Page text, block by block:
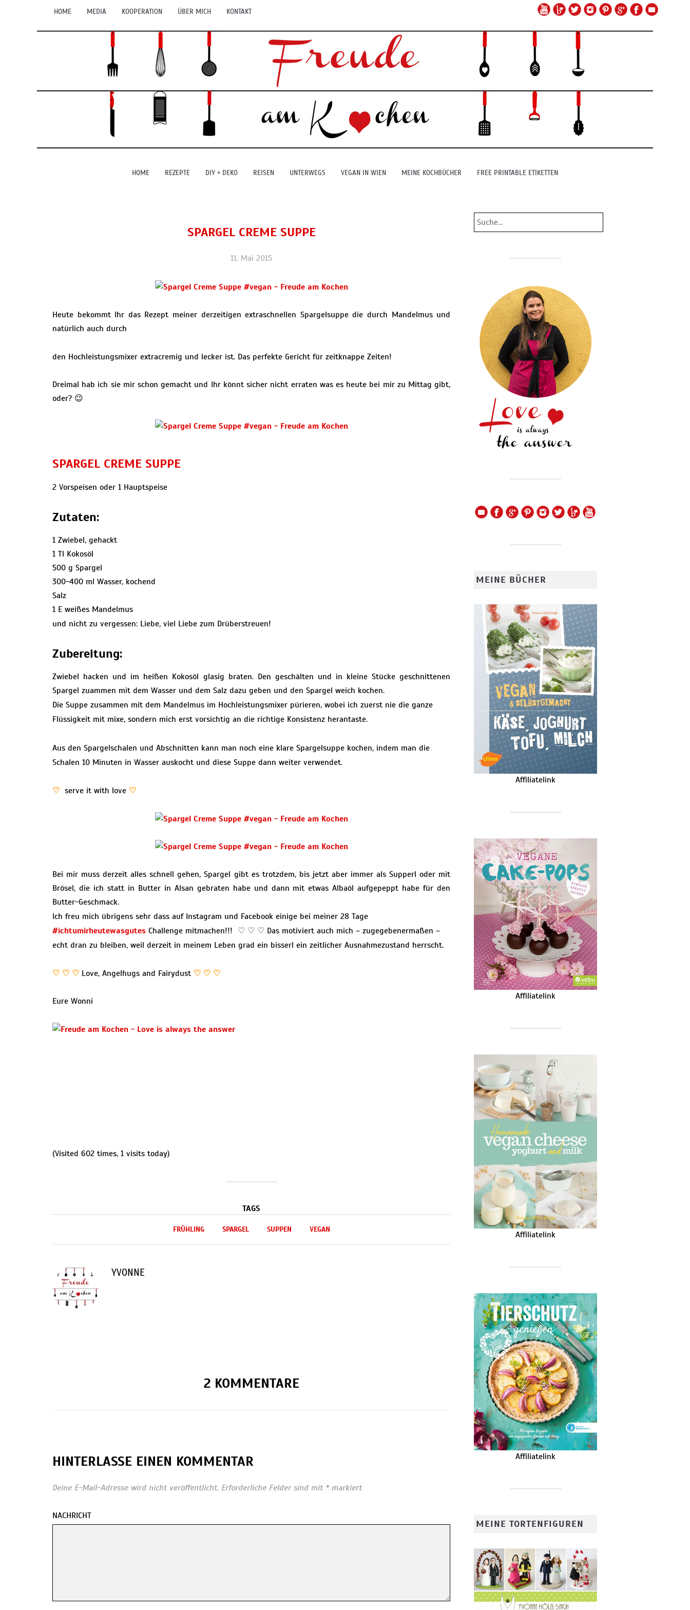
HOME MEDIA KOOPERATION ÜBER MICH KONTAKT
HOME REZEPTE DIY + DEKO REISEN UNTERWEGS VEGAN IN WIEN MEINE KOCHBÜCHER FREE PRINTABLE ETIKETTEN
SPARGEL CREME SUPPE
11. Mai 2015
Heute bekommt Ihr das Rezept meiner derzeitigen extraschnellen Spargelsuppe die durch Mandelmus und
natürlich auch durch
den Hochleistungsmixer extracremig und lecker ist. Das perfekte Gericht für zeitknappe Zeiten!
Dreimal hab ich sie mir schon gemacht und Ihr könnt sicher nicht erraten was es heute bei mir zu Mittag gibt,
oder? 😉
SPARGEL CREME SUPPE
2 Vorspeisen oder 1 Hauptspeise
Zutaten:
1 Zwiebel, gehackt
1 Tl Kokosöl
500 g Spargel
300-400 ml Wasser, kochend
Salz
1 E weißes Mandelmus
und nicht zu vergessen: Liebe, viel Liebe zum Drüberstreuen!
Zubereitung:
Zwiebel hacken und im heißen Kokosöl glasig braten. Den geschälten und in kleine Stücke geschnittenen
Spargel zuammen mit dem Wasser und dem Salz dazu geben und den Spargel weich kochen.
Die Suppe zusammen mit dem Mandelmus im Hochleistungsmixer pürieren, wobei ich zuerst nie die ganze
Flüssigkeit mit mixe, sondern mich erst vorsichtig an die richtige Konsistenz herantaste.
Aus den Spargelschalen und Abschnitten kann man noch eine klare Spargelsuppe kochen, indem man die
Schalen 10 Minuten in Wasser auskocht und diese Suppe dann weiter verwendet.
♡ serve it with love ♡
Bei mir muss derzeit alles schnell gehen, Spargel gibt es trotzdem, bis jetzt aber immer als Supperl oder mit
Brösel, die ich statt in Butter in Alsan gebraten habe und dann mit etwas Albaöl aufgepeppt habe für den
Butter-Geschmack.
Ich freu mich übrigens sehr dass auf Instagram und Facebook einige bei meiner 28 Tage
#ichtumirheutewasgutes Challenge mitmachen!!! ♡ ♡ ♡ Das motiviert auch mich – zugegebenermaßen –
echt dran zu bleiben, weil derzeit in meinem Leben grad ein bisserl ein zeitlicher Ausnahmezustand herrscht.
♡ ♡ ♡ Love, Angelhugs and Fairydust ♡ ♡ ♡
Eure Wonni
(Visited 602 times, 1 visits today)
TAGS
FRÜHLING SPARGEL SUPPEN VEGAN
YVONNE
2 KOMMENTARE
HINTERLASSE EINEN KOMMENTAR
Deine E-Mail-Adresse wird nicht veröffentlicht. Erforderliche Felder sind mit * markiert
NACHRICHT
MEINE BÜCHER
Affiliatelink
Affiliatelink
Affiliatelink
Affiliatelink
MEINE TORTENFIGUREN